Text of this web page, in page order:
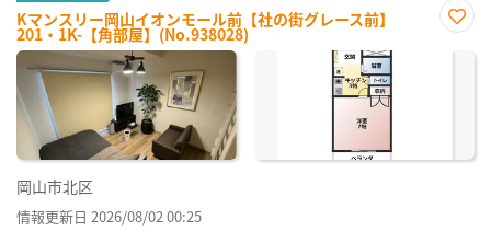
Kマンスリー岡山イオンモール前【社の街グレース前】
201・1K-【角部屋】(No.938028)
に入
岡山市北区
情報更新日 2026/08/02 00:25